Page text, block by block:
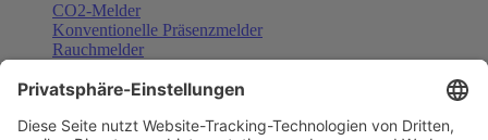
CO2-Melder
Konventionelle Präsenzmelder
Rauchmelder
Gefahrenmelder
Türsprechanlagen